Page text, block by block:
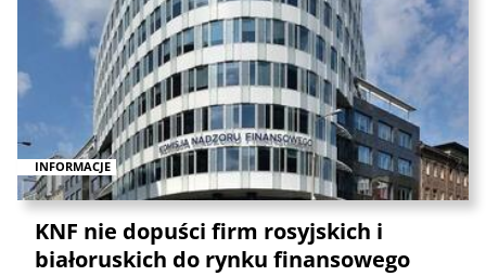
INFORMACJE
KNF nie dopuści firm rosyjskich i
białoruskich do rynku finansowego